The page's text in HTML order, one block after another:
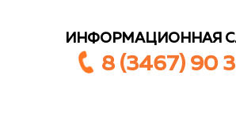
ИНФОРМАЦИОННАЯ
8 (3467) 90